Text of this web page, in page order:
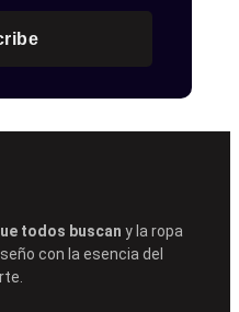
todos buscan y la ropa
con la esencia del